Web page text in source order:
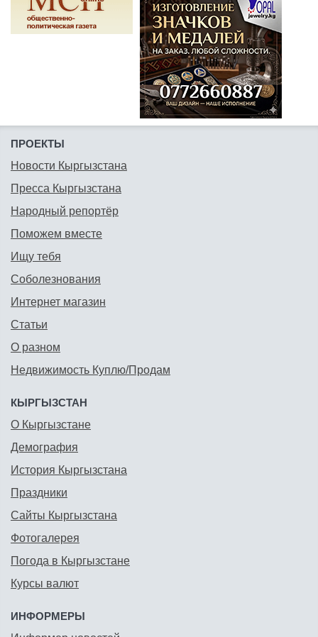
ПРОЕКТЫ
Новости Кыргызстана
Пресса Кыргызстана
Народный репортёр
Поможем вместе
Ищу тебя
Соболезнования
Интернет магазин
Статьи
О разном
Недвижимость Куплю/Продам
КЫРГЫЗСТАН
О Кыргызстане
Демография
История Кыргызстана
Праздники
Сайты Кыргызстана
Фотогалерея
Погода в Кыргызстане
Курсы валют
ИНФОРМЕРЫ